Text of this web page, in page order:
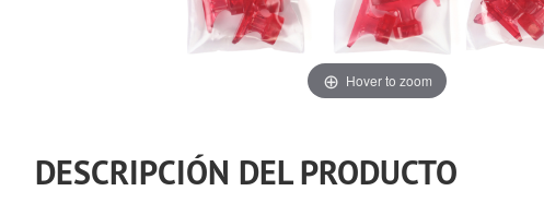
Hover to zoom
DESCRIPCIÓN DEL PRODUCTO